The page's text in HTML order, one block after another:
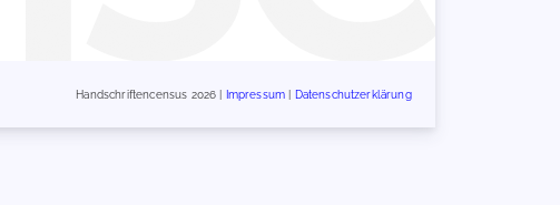
Handschriftencensus 2026 | Impressum Datenschutzerklärung